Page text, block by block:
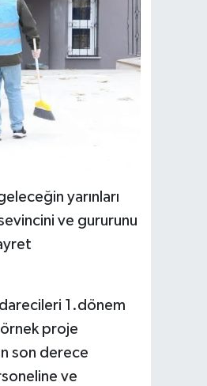
yarınları
ve gururunu
1.dönem
proje
son derece
ve